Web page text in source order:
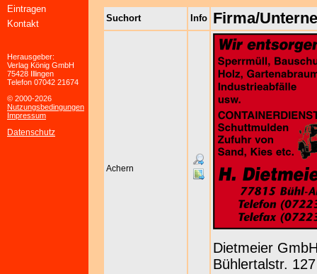
Eintragen
Kontakt
Herausgeber:
Verlag König GmbH
75428 Illingen
Telefon 07042 21674
© 2000-2026
Nutzungsbedingungen
Impressum
Datenschutz
Suchort Info Firma/
Achern
Dietmeier
Bühlertalstr.